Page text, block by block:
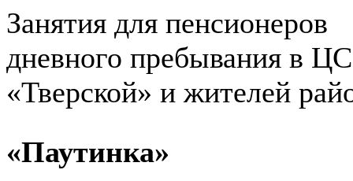
Занятия для пенсионеров
дневного пребывания в
«Тверской» и жителей
«Паутинка»